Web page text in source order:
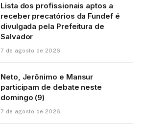
Lista dos profissionais aptos a
receber precatórios da Fundef é
divulgada pela Prefeitura de
Salvador
7 de agosto de 2026
Neto, Jerônimo e Mansur
participam de debate neste
domingo (9)
7 de agosto de 2026